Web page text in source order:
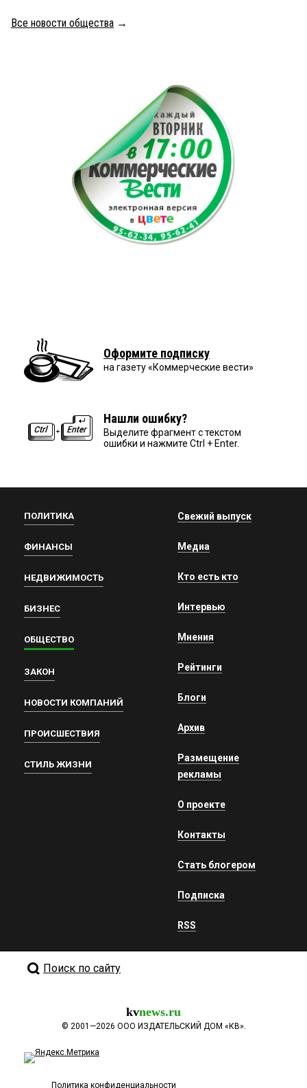
Все новости общества →
Оформите подписку
на газету «Коммерческие вести»
Нашли ошибку?
Выделите фрагмент с текстом
ошибки и нажмите Ctrl + Enter.
ПОЛИТИКА
ФИНАНСЫ
НЕДВИЖИМОСТЬ
БИЗНЕС
ОБЩЕСТВО
ЗАКОН
НОВОСТИ КОМПАНИЙ
ПРОИСШЕСТВИЯ
СТИЛЬ ЖИЗНИ
Свежий выпуск
Медиа
Кто есть кто
Интервью
Мнения
Рейтинги
Блоги
Архив
Размещение
рекламы
О проекте
Контакты
Стать блогером
Подписка
RSS
Поиск по сайту
kvnews.ru
© 2001—2026 ООО ИЗДАТЕЛЬСКИЙ ДОМ «КВ».
Политика конфиденциальности